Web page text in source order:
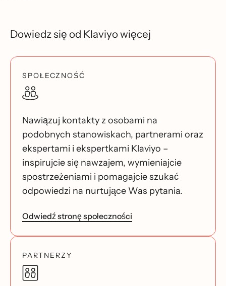
Dowiedz się od Klaviyo więcej
SPOŁECZNOŚĆ
Nawiązuj kontakty z osobami na
podobnych stanowiskach, partnerami oraz
ekspertami i ekspertkami Klaviyo –
inspirujcie się nawzajem, wymieniajcie
spostrzeżeniami i pomagajcie szukać
odpowiedzi na nurtujące Was pytania.
Odwiedź stronę społeczności
PARTNERZY